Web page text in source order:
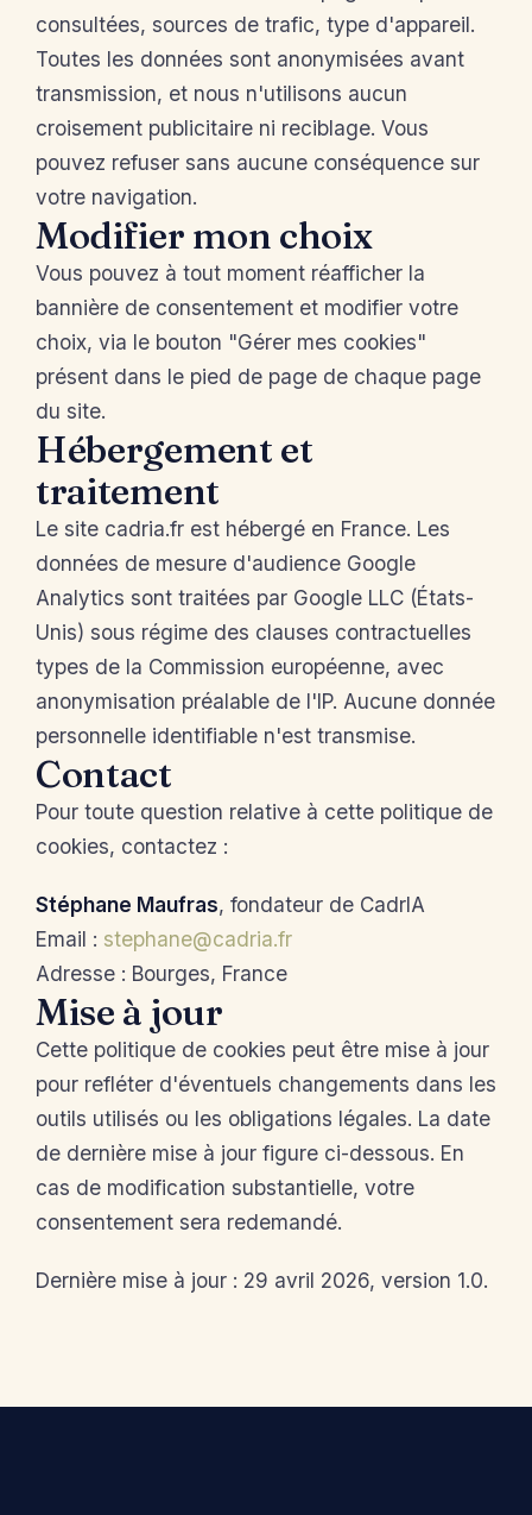
consultées, sources de trafic, type d'appareil.
Toutes les données sont anonymisées avant
transmission, et nous n'utilisons aucun
croisement publicitaire ni reciblage. Vous
pouvez refuser sans aucune conséquence sur
votre navigation.
Modifier mon choix
Vous pouvez à tout moment réafficher la
bannière de consentement et modifier votre
choix, via le bouton "Gérer mes cookies"
présent dans le pied de page de chaque page
du site.
Hébergement et
traitement
Le site cadria.fr est hébergé en France. Les
données de mesure d'audience Google
Analytics sont traitées par Google LLC (États-
Unis) sous régime des clauses contractuelles
types de la Commission européenne, avec
anonymisation préalable de l'IP. Aucune donnée
personnelle identifiable n'est transmise.
Contact
Pour toute question relative à cette politique de
cookies, contactez :
Stéphane Maufras, fondateur de CadrIA
Email : stephane@cadria.fr
Adresse : Bourges, France
Mise à jour
Cette politique de cookies peut être mise à jour
pour refléter d'éventuels changements dans les
outils utilisés ou les obligations légales. La date
de dernière mise à jour figure ci-dessous. En
cas de modification substantielle, votre
consentement sera redemandé.
Dernière mise à jour : 29 avril 2026, version 1.0.